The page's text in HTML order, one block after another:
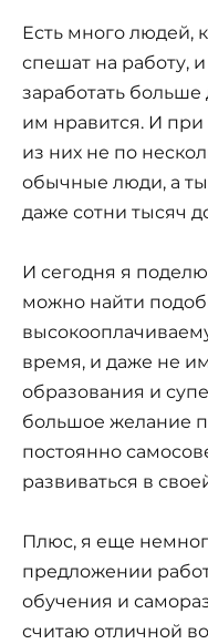
Есть много людей,
спешат на работу,
заработать больше
им нравится. И
из них не по
обычные люди, а
даже сотни тысяч
И сегодня я
можно найти
время, и даже не
образования и
большое желание
постоянно
развиваться в
Плюс, я еще
предложении
обучения и
считаю отличной